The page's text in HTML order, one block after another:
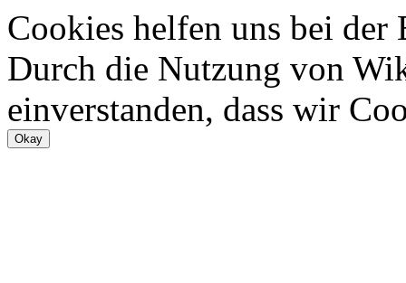
Cookies helfen uns bei
Durch die Nutzung von
einverstanden, dass wir